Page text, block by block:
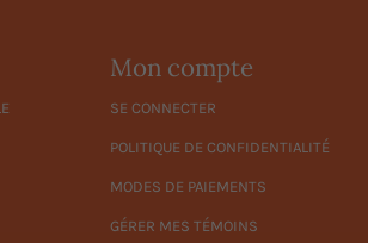
Mon compte
SE CONNECTER
POLITIQUE DE CONFIDENTIALITÉ
MODES DE PAIEMENTS
GÉRER MES TÉMOINS